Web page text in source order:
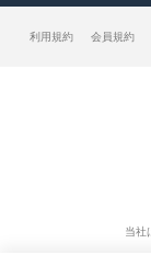
利用規約 会員規約
当社